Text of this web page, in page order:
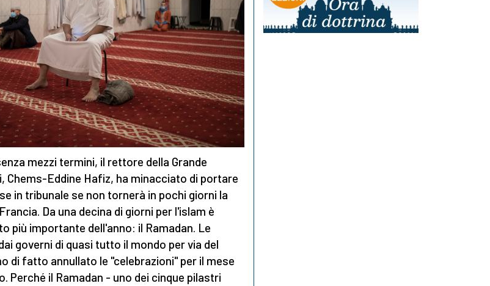
mezzi termini, il rettore della Grande
Chems-Eddine Hafiz, ha minacciato di portare
in tribunale se non tornerà in pochi giorni la
Da una decina di giorni per l'islam è
più importante dell'anno: il Ramadan. Le
governi di quasi tutto il mondo per via del
di fatto annullato le "celebrazioni" per il mese
Perché il Ramadan - uno dei cinque pilastri